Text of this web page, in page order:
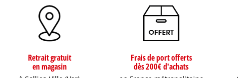
Retrait gratuit
en magasin
Frais de port offerts
dès 200€ d'achats